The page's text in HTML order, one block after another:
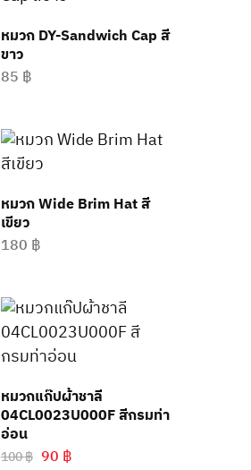
หมวก DY-Sandwich Cap สี
ขาว
85 ฿
หมวก Wide Brim Hat สี
เขียว
180 ฿
หมวกแก๊ปผ้าชาลี
04CL0023U000F สีกรมท่า
อ่อน
100฿ 90 ฿